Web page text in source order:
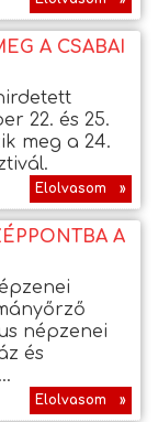
A CSABAI
22. és 25.
meg a 24.
Elolvasom »
A
népzenei
és
Elolvasom »